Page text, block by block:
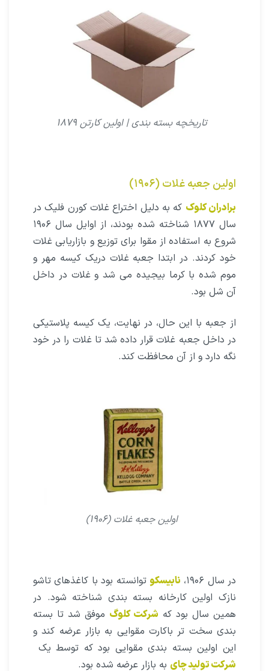
تاریخچه بسته بندی | اولین کارتن ۱۸۷۹
اولین جعبه غلات (۱۹۰۶)
برادران کلوک که به دلیل اختراع غلات کورن فلیک در
سال ۱۸۷۷ شناخته شده بودند، از اوایل سال ۱۹۰۶
شروع به استفاده از مقوا براى توزیع و بازاریابى غلات
خود کردند. در ابتدا جعبه غلات دریک کیسه مهر و
موم شده با کرما بیجیده مى شد و غلات در داخل
آن شل بود.
از جعبه با این حال، در نهایت، یک کیسه پلاستیکى
در داخل جعبه غلات قرار داده شد تا غلات را در خود
نگه دارد و از آن محافظت کند.
اولین جعبه غلات (۱۹۰۶)
در سال ۱۹۰۶، نابیسکو توانسته بود با کاغذهاى تاشو
نازک اولین کارخانه بسته بندى شناخته شود. در
همین سال بود که شرکت کلوگ موفق شد تا بسته
بندى سخت تر باکارت مقوایى به بازار عرضه کند و
این اولین بسته بندى مقوایى بود که توسط یک
شرکت تولید چاى به بازار عرضه شده بود.